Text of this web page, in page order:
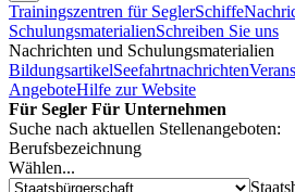
Trainingszentren für SeglerSchiffe
SchulungsmaterialienSchreiben Sie uns
Nachrichten und Schulungsmaterialien
BildungsartikelSeefahrtnachrichten
AngeboteHilfe zur Website
Für Segler Für Unternehmen
Suche nach aktuellen Stellenangeboten:
Berufsbezeichnung
Wählen...